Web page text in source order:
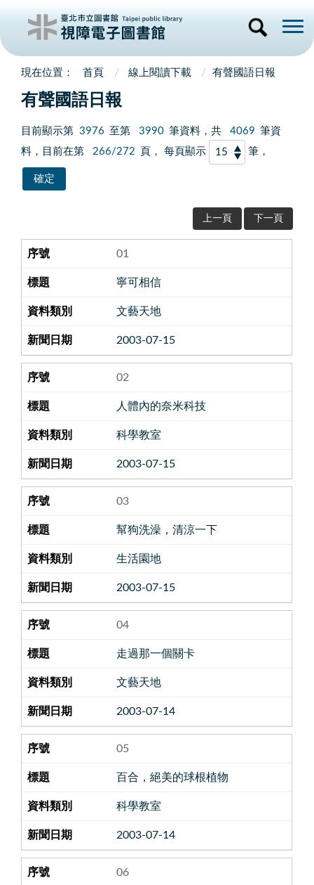
首頁 線上閱讀下載 有聲國語日報
有聲國語日報
目前顯示第 3976 至第 3990 筆資料，共 4069 筆資
料，目前在第
266/272 頁， 每頁顯示 筆，
上一頁 下一頁
01
寧可相信
文藝天地
2003-07-15
02
人體內的奈米科技
科學教室
2003-07-15
03
幫狗洗澡，清涼一下
生活園地
2003-07-15
04
走過那一個關卡
文藝天地
2003-07-14
05
百合，絕美的球根植物
科學教室
2003-07-14
06